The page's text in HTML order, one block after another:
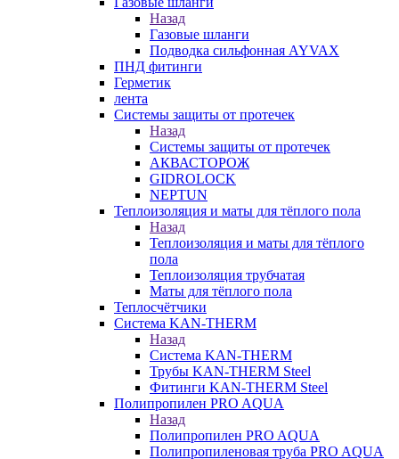
Назад
Газовые шланги
Подводка сильфонная AYVAX
ПНД фитинги
Герметик
лента
Системы защиты от протечек
Назад
Системы защиты от протечек
АКВАСТОРОЖ
GIDROLOCK
NEPTUN
Теплоизоляция и маты для тёплого пола
Назад
Теплоизоляция и маты для тёплого
пола
Теплоизоляция трубчатая
Маты для тёплого пола
Теплосчётчики
Система KAN-THERM
Назад
Система KAN-THERM
Трубы KAN-THERM Steel
Фитинги KAN-THERM Steel
Полипропилен PRO AQUA
Назад
Полипропилен PRO AQUA
Полипропиленовая труба PRO AQUA